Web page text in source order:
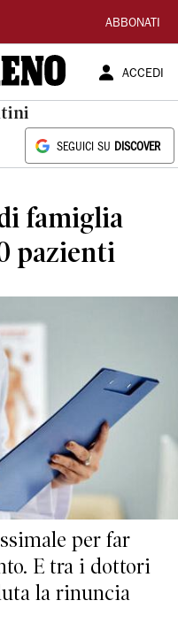
ABBONATI
ACCEDI
SEGUICI SU DISCOVER
famiglia
pazienti
per far
E tra i dottori
la rinuncia